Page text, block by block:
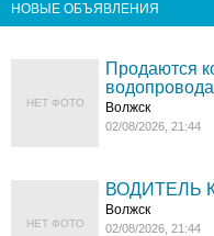
НОВЫЕ ОБЪЯВЛЕНИЯ
НЕТ ФОТО
Продаются
Волжск
02/08/2026, 21:44
НЕТ ФОТО
ВОДИТЕЛЬ
Волжск
02/08/2026, 21:44